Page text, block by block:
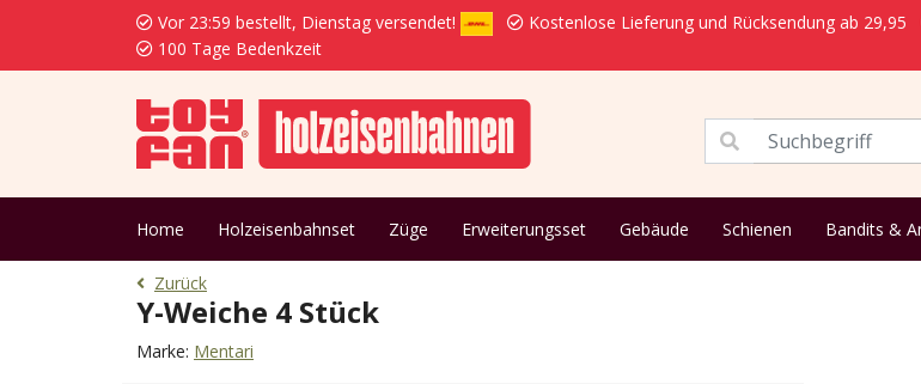
Vor 23:59 bestellt, Dienstag versendet! Kostenlose Lieferung und Rücksendung ab 29,95
100 Tage Bedenkzeit
Home Holzeisenbahnset Züge Erweiterungsset Gebäude Schienen Bandits &
Zurück
Y-Weiche 4 Stück
Marke: Mentari